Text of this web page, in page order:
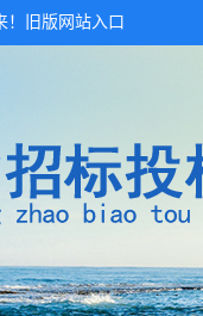
旧版网站入口